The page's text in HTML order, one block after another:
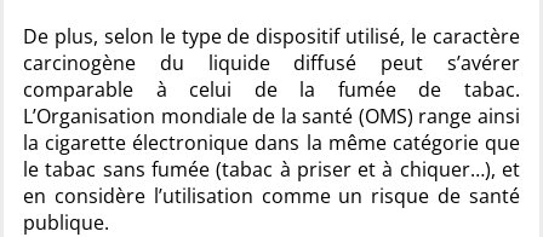
De plus, selon le type de dispositif utilisé, le caractère
carcinogène du liquide diffusé peut s’avérer
comparable à celui de la fumée de tabac.
L’Organisation mondiale de la santé (OMS) range ainsi
la cigarette électronique dans la même catégorie que
le tabac sans fumée (tabac à priser et à chiquer…), et
en considère l’utilisation comme un risque de santé
publique.